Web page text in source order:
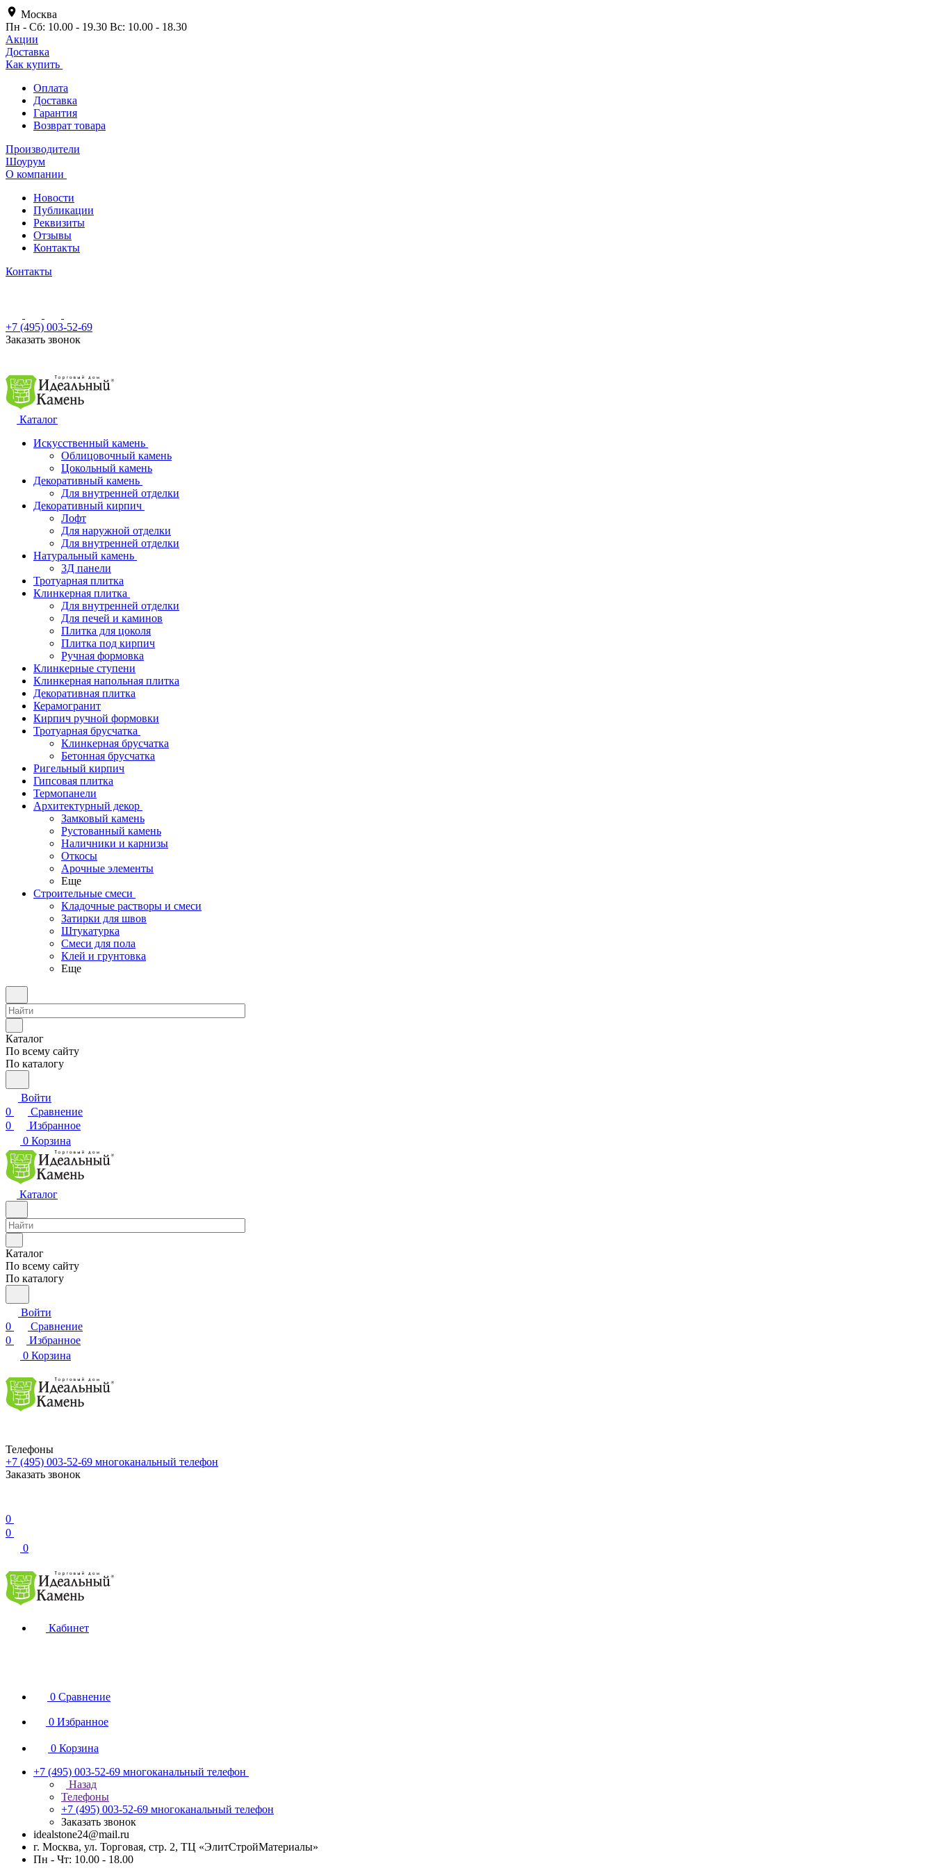
Москва
Пн - Сб: 10.00 - 19.30 Вс: 10.00 - 18.30
Акции
Доставка
Как купить
Оплата
Доставка
Гарантия
Возврат товара
Производители
Шоурум
О компании
Новости
Публикации
Реквизиты
Отзывы
Контакты
Контакты
+7 (495) 003-52-69
Заказать звонок
Каталог
Искусственный камень
Облицовочный камень
Цокольный камень
Декоративный камень
Для внутренней отделки
Декоративный кирпич
Лофт
Для наружной отделки
Для внутренней отделки
Натуральный камень
3Д панели
Тротуарная плитка
Клинкерная плитка
Для внутренней отделки
Для печей и каминов
Плитка для цоколя
Плитка под кирпич
Ручная формовка
Клинкерные ступени
Клинкерная напольная плитка
Декоративная плитка
Керамогранит
Кирпич ручной формовки
Тротуарная брусчатка
Клинкерная брусчатка
Бетонная брусчатка
Ригельный кирпич
Гипсовая плитка
Термопанели
Архитектурный декор
Замковый камень
Рустованный камень
Наличники и карнизы
Откосы
Арочные элементы
Еще
Строительные смеси
Кладочные растворы и смеси
Затирки для швов
Штукатурка
Смеси для пола
Клей и грунтовка
Еще
Каталог
По всему сайту
По каталогу
Войти
0
Сравнение
0
Избранное
0 Корзина
Каталог
Каталог
По всему сайту
По каталогу
Войти
0
Сравнение
0
Избранное
0 Корзина
Телефоны
+7 (495) 003-52-69 многоканальный телефон
Заказать звонок
0
0
0
Кабинет
0 Сравнение
0 Избранное
0 Корзина
+7 (495) 003-52-69 многоканальный телефон
Назад
Телефоны
+7 (495) 003-52-69 многоканальный телефон
Заказать звонок
idealstone24@mail.ru
г. Москва, ул. Торговая, стр. 2, ТЦ «ЭлитСтройМатериалы»
Пн - Чт: 10.00 - 18.00